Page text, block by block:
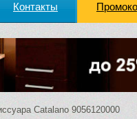
Контакты
Catalano 9056120000